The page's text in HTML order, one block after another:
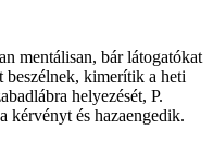
mentálisan, bár látogatókat
beszélnek, kimerítik a heti
helyezését, P.
kérvényt és hazaengedik.